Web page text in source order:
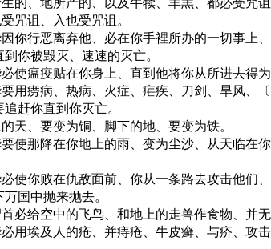
的、地所产的、以及牛犊、羊羔、都必受咒诅
咒诅、入也受咒诅。
你行恶离弃他、必在你手裡所办的一切事上、
你被毁灭、速速的灭亡。
使瘟疫贴在你身上、直到他将你从所进去得为
用痨病、热病、火症、疟疾、刀剑、旱风、
赶你直到你灭亡。
天、要变为铜、脚下的地、要变为铁。
使那降在你地上的雨、变为尘沙、从天临在
使你败在仇敌面前、你从一条路去攻击他们
国中抛来抛去。
必给空中的飞鸟、和地上的走兽作食物、并无
用埃及人的疮、并痔疮、牛皮癣、与疥、攻